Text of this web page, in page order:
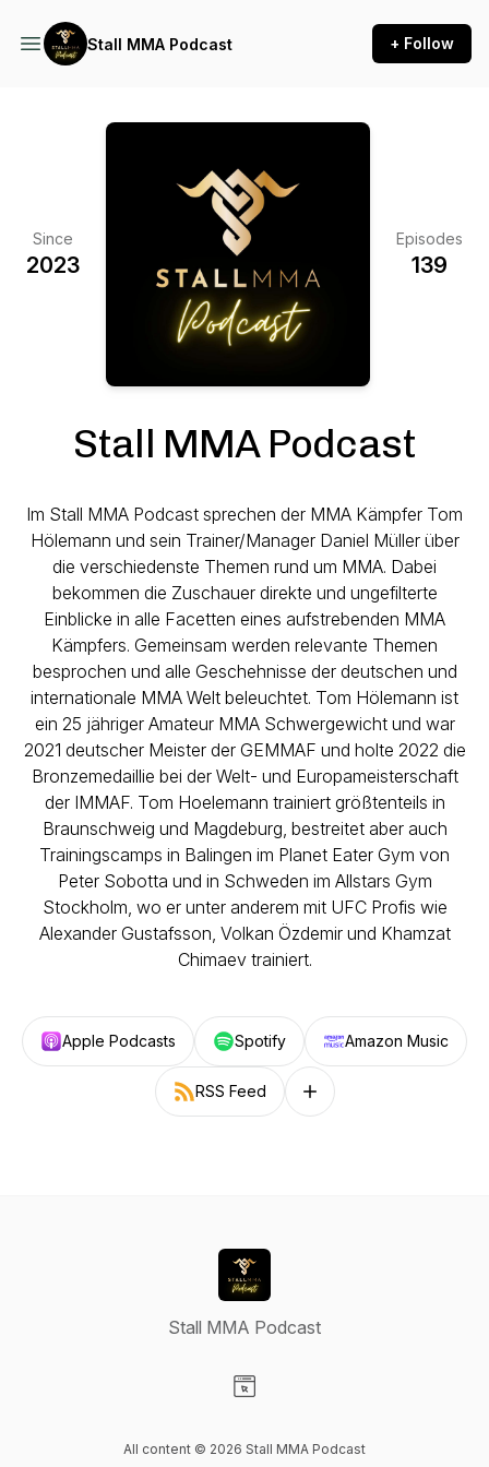
Stall MMA Podcast + Follow
Since
2023
Episodes
139
Stall MMA Podcast
Im Stall MMA Podcast sprechen der MMA Kämpfer Tom
Hölemann und sein Trainer/Manager Daniel Müller über
die verschiedenste Themen rund um MMA. Dabei
bekommen die Zuschauer direkte und ungefilterte
Einblicke in alle Facetten eines aufstrebenden MMA
Kämpfers. Gemeinsam werden relevante Themen
besprochen und alle Geschehnisse der deutschen und
internationale MMA Welt beleuchtet. Tom Hölemann ist
ein 25 jähriger Amateur MMA Schwergewicht und war
2021 deutscher Meister der GEMMAF und holte 2022 die
Bronzemedaillie bei der Welt- und Europameisterschaft
der IMMAF. Tom Hoelemann trainiert größtenteils in
Braunschweig und Magdeburg, bestreitet aber auch
Trainingscamps in Balingen im Planet Eater Gym von
Peter Sobotta und in Schweden im Allstars Gym
Stockholm, wo er unter anderem mit UFC Profis wie
Alexander Gustafsson, Volkan Özdemir und Khamzat
Chimaev trainiert.
Apple Podcasts Spotify Amazon Music
RSS Feed Follow on other platforms
Stall MMA Podcast
All content © 2026 Stall MMA Podcast